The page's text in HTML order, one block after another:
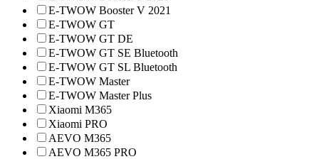
E-TWOW Booster V 2021
E-TWOW GT
E-TWOW GT DE
E-TWOW GT SE Bluetooth
E-TWOW GT SL Bluetooth
E-TWOW Master
E-TWOW Master Plus
Xiaomi M365
Xiaomi PRO
AEVO M365
AEVO M365 PRO